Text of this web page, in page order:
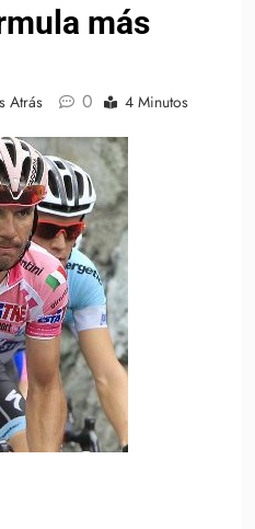
más
Atrás 0 4 Minutos